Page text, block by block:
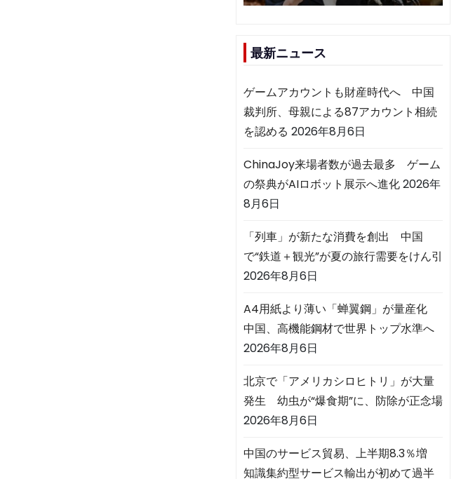
最新ニュース
ゲームアカウントも財産時代へ 中国
裁判所、母親による87アカウント相続
を認める 2026年8月6日
ChinaJoy来場者数が過去最多 ゲーム
の祭典がAIロボット展示へ進化2026年
8月6日
「列車」が新たな消費を創出 中国
で“鉄道＋観光”が夏の旅行需要をけん引
2026年8月6日
A4用紙より薄い「蝉翼鋼」が量産化
中国、高機能鋼材で世界トップ水準へ
2026年8月6日
北京で「アメリカシロヒトリ」が大量
発生 幼虫が“爆食期”に、防除が正念場
2026年8月6日
中国のサービス貿易、上半期8.3％増
知識集約型サービス輸出が初めて過半